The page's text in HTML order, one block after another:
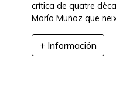
crítica de quatre
María Muñoz que
+ Información